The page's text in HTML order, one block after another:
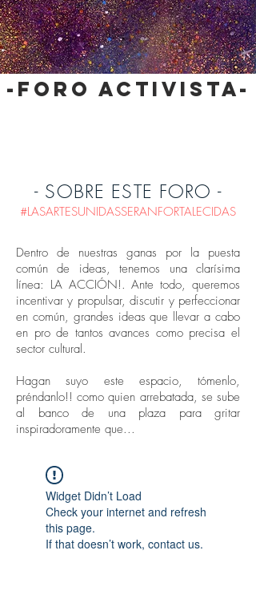
-foro activista-
- SOBRE ESTE FORO -
#LASARTESUNIDASSERANFORTALECIDAS
Dentro de nuestras ganas por la puesta
común de ideas, tenemos una clarísima
línea: LA ACCIÓN!. Ante todo, queremos
incentivar y propulsar, discutir y perfeccionar
en común, grandes ideas que llevar a cabo
en pro de tantos avances como precisa el
sector cultural.
Hagan suyo este espacio, tómenlo,
préndanlo!! como quien arrebatada, se sube
al banco de una plaza para gritar
inspiradoramente que...
Widget Didn’t Load
Check your internet and refresh
this page.
If that doesn’t work, contact us.